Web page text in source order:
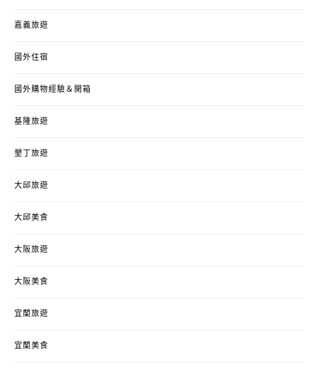
嘉義旅遊
國外住宿
國外購物經驗＆開箱
基隆旅遊
墾丁旅遊
大邱旅遊
大邱美食
大阪旅遊
大阪美食
宜蘭旅遊
宜蘭美食